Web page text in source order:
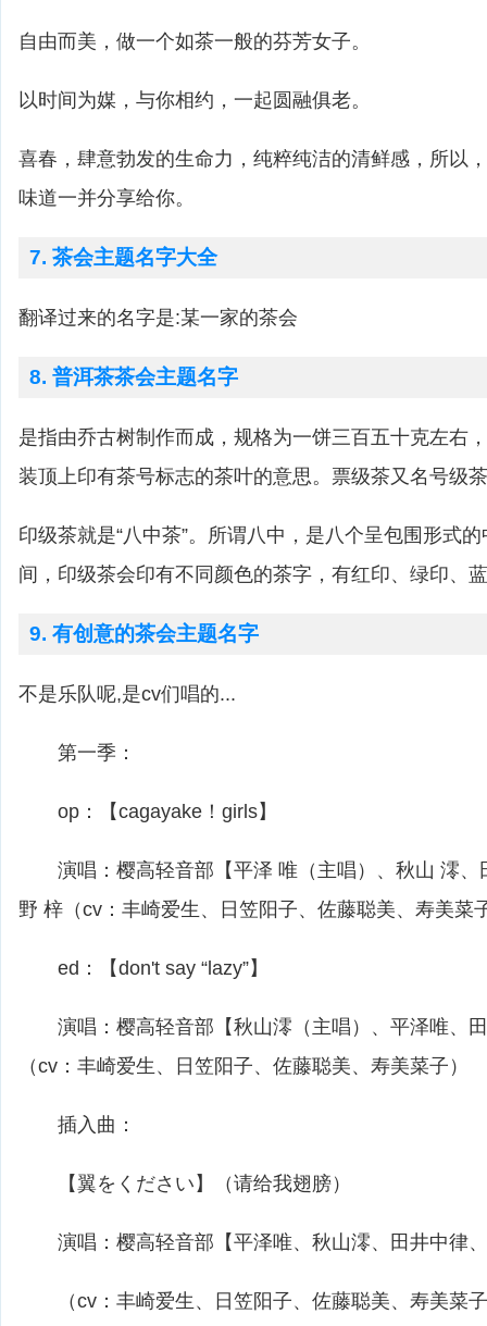
自由而美，做一个如茶一般的芬芳女子。
以时间为媒，与你相约，一起圆融俱老。
喜春，肆意勃发的生命力，纯粹纯洁的清鲜感，所以
味道一并分享给你。
7. 茶会主题名字大全
翻译过来的名字是:某一家的茶会
8. 普洱茶茶会主题名字
是指由乔古树制作而成，规格为一饼三百五十克左右
装顶上印有茶号标志的茶叶的意思。票级茶又名号级
印级茶就是“八中茶”。所谓八中，是八个呈包围形式
间，印级茶会印有不同颜色的茶字，有红印、绿印、
9. 有创意的茶会主题名字
不是乐队呢,是cv们唱的...
第一季：
op：【cagayake！girls】
演唱：樱高轻音部【平泽 唯（主唱）、秋山 澪、
野 梓（cv：丰崎爱生、日笠阳子、佐藤聪美、寿美菜
ed：【don't say “lazy”】
演唱：樱高轻音部【秋山澪（主唱）、平泽唯、
（cv：丰崎爱生、日笠阳子、佐藤聪美、寿美菜子）
插入曲：
【翼をください】（请给我翅膀）
演唱：樱高轻音部【平泽唯、秋山澪、田井中律
（cv：丰崎爱生、日笠阳子、佐藤聪美、寿美菜